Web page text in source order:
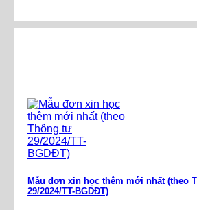
Mẫu đơn xin học thêm mới nhất (theo
29/2024/TT-BGDĐT)